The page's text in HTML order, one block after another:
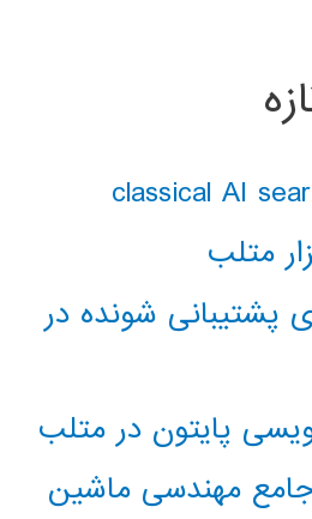
متلب
پشتیبانی شونده در
پایتون در متلب
مهندسی ماشین